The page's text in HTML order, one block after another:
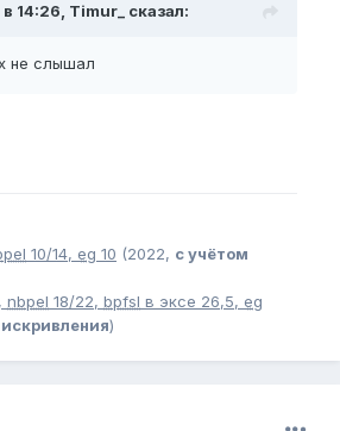
14:26, Timur_ сказал:
не слышал
10/14, eg 10 (2022, с учётом
nbpel 18/22, bpfsl в эксе 26,5, eg
)